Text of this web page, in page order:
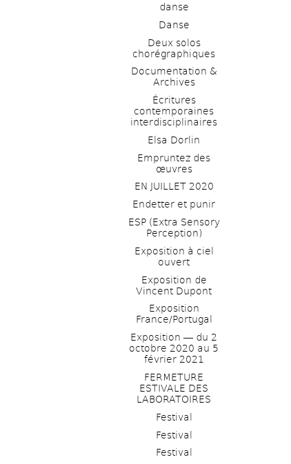
danse
Danse
Deux solos
chorégraphiques
Documentation &
Archives
Écritures
contemporaines
interdisciplinaires
Elsa Dorlin
Empruntez des
œuvres
EN JUILLET 2020
Endetter et punir
ESP (Extra Sensory
Perception)
Exposition à ciel
ouvert
Exposition de
Vincent Dupont
Exposition
France/Portugal
Exposition ― du 2
octobre 2020 au 5
février 2021
FERMETURE
ESTIVALE DES
LABORATOIRES
Festival
Festival
Festival